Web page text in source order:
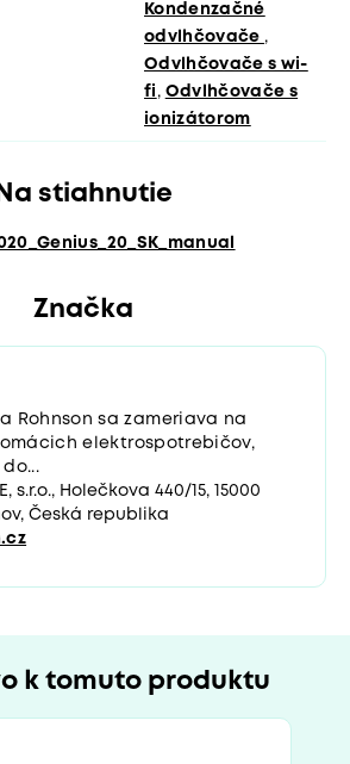
Kondenzačné
odvlhčovače ,
Odvlhčovače s wi-
fi , Odvlhčovače s
ionizátorom
Na stiahnutie
Značka
Rohnson sa zameriava na
elektrospotrebičov,
s.r.o., Holečkova 440/15, 15000
Česká republika
k tomuto produktu